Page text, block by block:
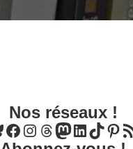
Nos réseaux !
Facebook Instagram Threads Mastodon LinkedIn TikTok Pinterest
Flux RSS